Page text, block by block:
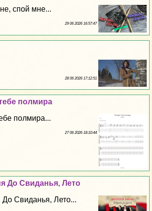
спой мне...
29 06 2026 16:57:47
28 06 2026 17:12:51
полмира
полмира...
27 06 2026 18:10:44
До Свиданья, Лето
До Свиданья, Лето...